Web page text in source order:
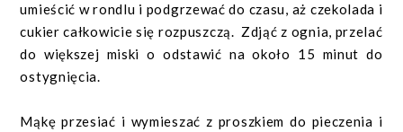
umieścić w rondlu i podgrzewać do czasu, aż czekolada i
cukier całkowicie się rozpuszczą. Zdjąć z ognia, przelać
do większej miski o odstawić na około 15 minut do
ostygnięcia.
Mąkę przesiać i wymieszać z proszkiem do pieczenia i